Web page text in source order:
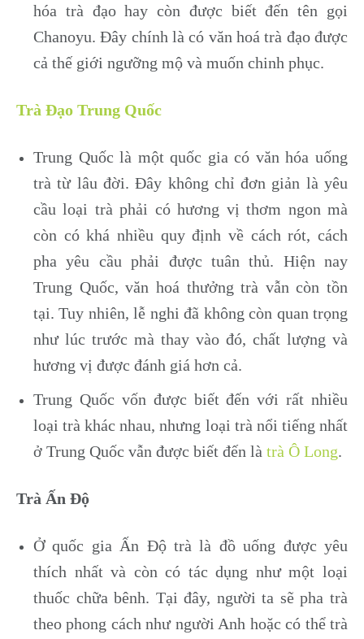
hóa trà đạo hay còn được biết đến tên gọi
Chanoyu. Đây chính là có văn hoá trà đạo được
cả thế giới ngưỡng mộ và muốn chinh phục.
Trà Đạo Trung Quốc
Trung Quốc là một quốc gia có văn hóa uống
trà từ lâu đời. Đây không chỉ đơn giản là yêu
cầu loại trà phải có hương vị thơm ngon mà
còn có khá nhiều quy định về cách rót, cách
pha yêu cầu phải được tuân thủ. Hiện nay
Trung Quốc, văn hoá thưởng trà vẫn còn tồn
tại. Tuy nhiên, lễ nghi đã không còn quan trọng
như lúc trước mà thay vào đó, chất lượng và
hương vị được đánh giá hơn cả.
Trung Quốc vốn được biết đến với rất nhiều
loại trà khác nhau, nhưng loại trà nổi tiếng nhất
ở Trung Quốc vẫn được biết đến là trà Ô Long.
Trà Ấn Độ
Ở quốc gia Ấn Độ trà là đồ uống được yêu
thích nhất và còn có tác dụng như một loại
thuốc chữa bênh. Tại đây, người ta sẽ pha trà
theo phong cách như người Anh hoặc có thể trà